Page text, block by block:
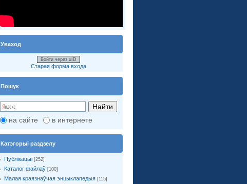
Уваход
Войти через uID
Старая форма входа
Пошук
на сайте в интернете
Катэгорыі раздзелу
Публікацыі [252]
Каталог файлаў [100]
Малая краязнаўчая энцыклапедыя [115]